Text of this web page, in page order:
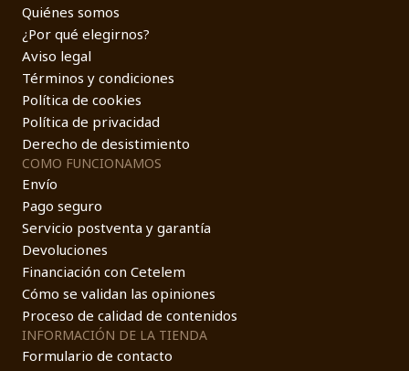
Quiénes somos
¿Por qué elegirnos?
Aviso legal
Términos y condiciones
Política de cookies
Política de privacidad
Derecho de desistimiento
COMO FUNCIONAMOS
Envío
Pago seguro
Servicio postventa y garantía
Devoluciones
Financiación con Cetelem
Cómo se validan las opiniones
Proceso de calidad de contenidos
INFORMACIÓN DE LA TIENDA
Formulario de contacto